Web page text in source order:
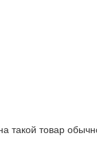
такой товар